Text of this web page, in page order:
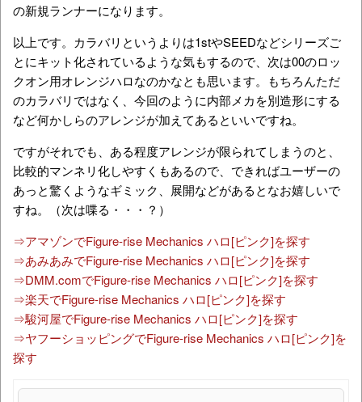
の新規ランナーになります。
以上です。カラバリというよりは1stやSEEDなどシリーズご
とにキット化されているような気もするので、次は00のロッ
クオン用オレンジハロなのかなとも思います。もちろんただ
のカラバリではなく、今回のように内部メカを別造形にする
など何かしらのアレンジが加えてあるといいですね。
ですがそれでも、ある程度アレンジが限られてしまうのと、
比較的マンネリ化しやすくもあるので、できればユーザーの
あっと驚くようなギミック、展開などがあるとなお嬉しいで
すね。（次は喋る・・・？）
⇒アマゾンでFigure-rise Mechanics ハロ[ピンク]を探す
⇒あみあみでFigure-rise Mechanics ハロ[ピンク]を探す
⇒DMM.comでFigure-rise Mechanics ハロ[ピンク]を探す
⇒楽天でFigure-rise Mechanics ハロ[ピンク]を探す
⇒駿河屋でFigure-rise Mechanics ハロ[ピンク]を探す
⇒ヤフーショッピングでFigure-rise Mechanics ハロ[ピンク]を
探す